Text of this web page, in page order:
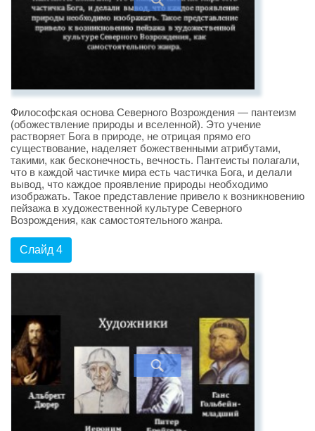
Философская основа Северного Возрождения — пантеизм
(обожествление природы и вселенной). Это учение
растворяет Бога в природе, не отрицая прямо его
существование, наделяет божественными атрибутами,
такими, как бесконечность, вечность. Пантеисты полагали,
что в каждой частичке мира есть частичка Бога, и делали
вывод, что каждое проявление природы необходимо
изображать. Такое представление привело к возникновению
пейзажа в художественной культуре Северного
Возрождения, как самостоятельного жанра.
Слайд 4